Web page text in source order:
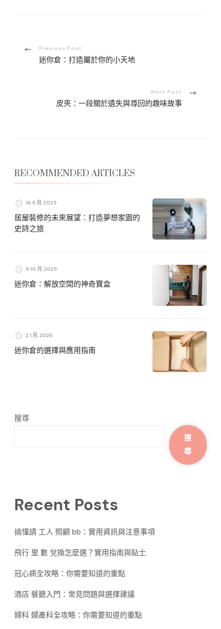
PostPrevious Post
迷你倉：打造屬於你的小天地
Next Post
皮夾：一段關於遺失與尋回的趣味故事
RECOMMENDED ARTICLES
16 5 月, 2025
居屋裝修的未來展望：打造夢想家園的
史詩之旅
9 10 月, 2025
迷你倉：解放空間的神奇寶盒
2 1 月, 2026
迷你倉的選擇與應用指南
搜尋
搜
尋
Recent Posts
搞懂請 工人 照顧 bb：實用資訊與注意事項
飛行 里 數 兌換怎麼選？實用指南與貼士
冠心病全攻略：你需要知道的重點
酒店 餐廳入門：常見問題與選擇建議
婦科 婦產科全攻略：你需要知道的重點